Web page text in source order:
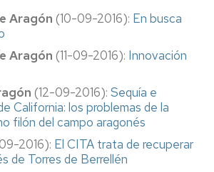
Aragón (10-09-2016): En busca
Aragón (11-09-2016): Innovación
(12-09-2016): Sequía e
California: los problemas de la
filón del campo aragonés
2016): El CITA trata de recuperar
de Torres de Berrellén